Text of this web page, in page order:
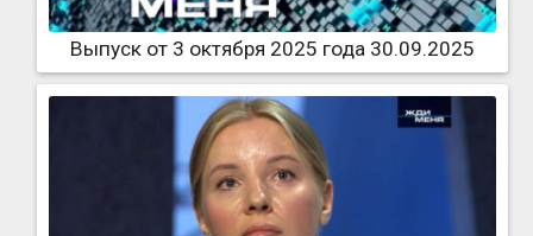
Выпуск от 3 октября 2025 года 30.09.2025